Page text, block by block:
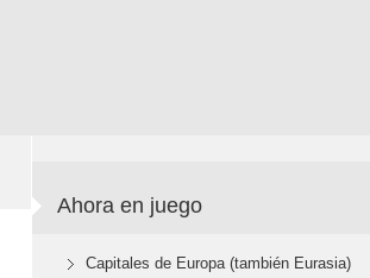
Ahora en juego
Capitales de Europa (también Eurasia)